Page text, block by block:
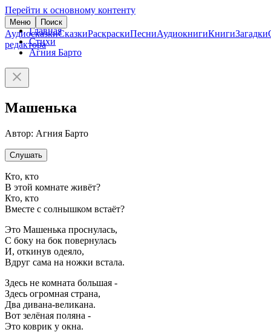
Перейти к основному контенту
Меню Поиск
АудиосказкиСказкиРаскраскиПесниАудиокнигиКнигиЗагадки
редактора
Главная
Стихи
Агния Барто
Машенька
Автор: Агния Барто
Слушать
Кто, кто
В этой комнате живёт?
Кто, кто
Вместе с солнышком встаёт?
Это Машенька проснулась,
С боку на бок повернулась
И, откинув одеяло,
Вдруг сама на ножки встала.
Здесь не комната большая -
Здесь огромная страна,
Два дивана-великана.
Вот зелёная поляна -
Это коврик у окна.